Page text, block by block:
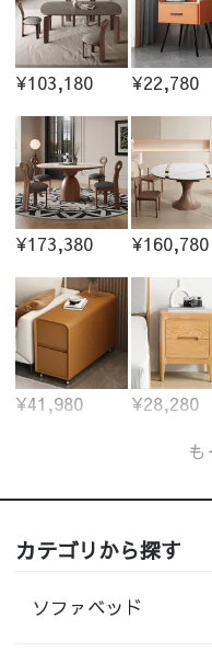
¥103,180 ¥22,780
¥173,380 ¥160,780
¥41,980 ¥28,280
カテゴリから探す
ソファベッド